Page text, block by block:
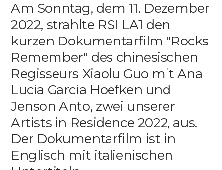
Unterstützung
Media
DE EN IT
Am Sonntag, dem 11. Dezember
2022, strahlte RSI LA1 den
kurzen Dokumentarfilm "Rocks
Remember" des chinesischen
Regisseurs Xiaolu Guo mit Ana
Lucia Garcia Hoefken und
Jenson Anto, zwei unserer
Artists in Residence 2022, aus.
Der Dokumentarfilm ist in
Englisch mit italienischen